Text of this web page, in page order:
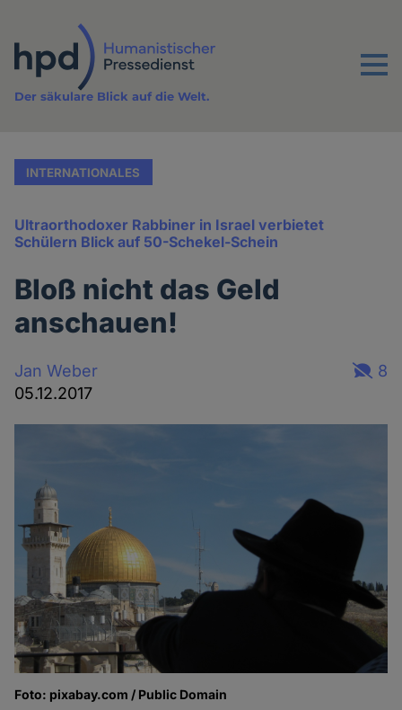
Inhalt
Menu
Der säkulare Blick auf die Welt.
INTERNATIONALES
Ultraorthodoxer Rabbiner in Israel verbietet
Schülern Blick auf 50-Schekel-Schein
Bloß nicht das Geld
anschauen!
Jan Weber
05.12.2017
8
Foto: pixabay.com / Public Domain